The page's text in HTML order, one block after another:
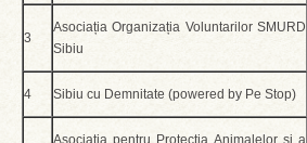
3
Asociația Organizația Voluntarilor SMURD
Sibiu
4 Sibiu cu Demnitate (powered by Pe Stop)
Asociația pentru Protecția Animalelor și a